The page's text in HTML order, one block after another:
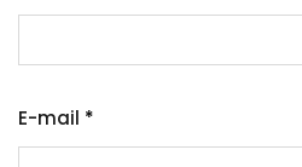
E-mail *